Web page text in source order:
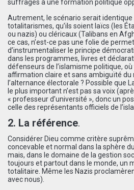
suffrages à une formation politique
Autrement, le scénario serait identique
totalitarismes, qu’ils soient laïcs (les
ou nazis) ou cléricaux (Talibans en
ce cas, n’est-ce pas une folie de
d’instrumentaliser le principe
dans les programmes, livres et
défenseurs de l’islamisme politique,
affirmation claire et sans ambiguïté du
l’alternance électorale ? Possible que
le plus important n’est pas sa voix
« professeur d’université », donc un
celle des représentants officiels de
2. La référence.
Considérer Dieu comme critère
concevable et normal dans la sphère
mais, dans le domaine de la gestion
toujours et partout dans le monde, un
totalitaire. Même les Nazis
avec nous).